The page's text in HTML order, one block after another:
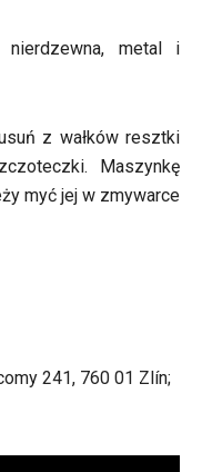
metal i
z wałków resztki
Maszynkę
myć jej w zmywarce
241, 760 01 Zlín;